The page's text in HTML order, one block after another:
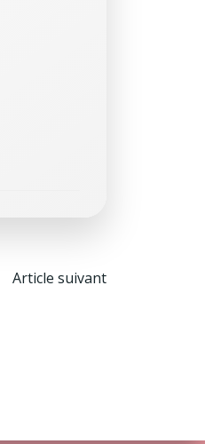
Post
Article suivant